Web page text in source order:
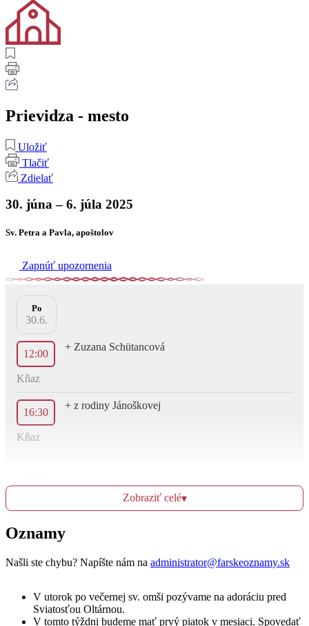
Prievidza - mesto
Uložiť
Tlačiť
Zdielať
30. júna – 6. júla 2025
Sv. Petra a Pavla, apoštolov
Zapnúť upozornenia
Po
30.6.
12:00
+ Zuzana Schütancová
Kňaz
16:30
+ z rodiny Jánoškovej
Kňaz
Ut
12:00
Kňaz
Kňaz
Zobraziť celé▾
Oznamy
Našli ste chybu? Napíšte nám na administrator@farskeoznamy.sk
V utorok po večernej sv. omši pozývame na adoráciu pred
Sviatosťou Oltárnou.
V tomto týždni budeme mať prvý piatok v mesiaci. Spovedať